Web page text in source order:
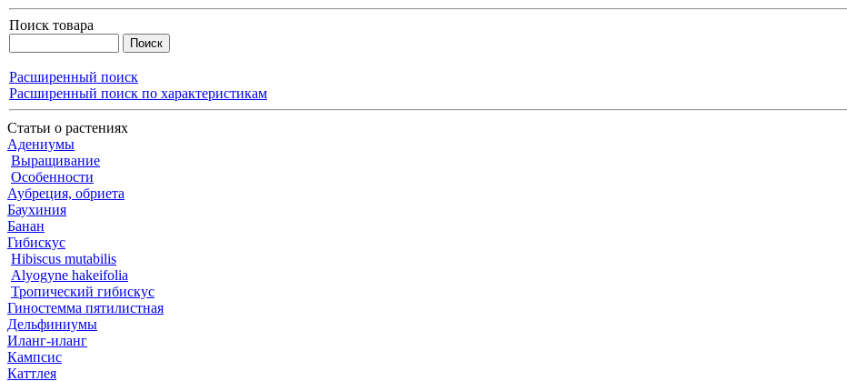
Поиск товара
Расширенный поиск
Расширенный поиск по характеристикам
Статьи о растениях
Адениумы
Выращивание
Особенности
Аубреция, обриета
Баухиния
Банан
Гибискус
Hibiscus mutabilis
Alyogyne hakeifolia
Тропический гибискус
Гиностемма пятилистная
Дельфиниумы
Иланг-иланг
Кампсис
Каттлея